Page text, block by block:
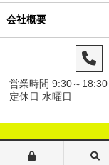
会社概要
営業時間 9:30～18:30
定休日 水曜日